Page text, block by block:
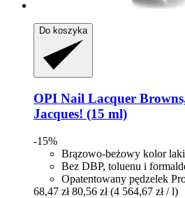
Do koszyka
OPI Nail Lacquer
Jacques! (15 ml)
-15%
Brązowo-beżowy kolor
Bez DBP, toluenu i
Opatentowany pędzelek
68,47 zł 80,56 zł (4 564,67 zł / l)